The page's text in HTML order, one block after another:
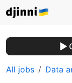
All jobs Data